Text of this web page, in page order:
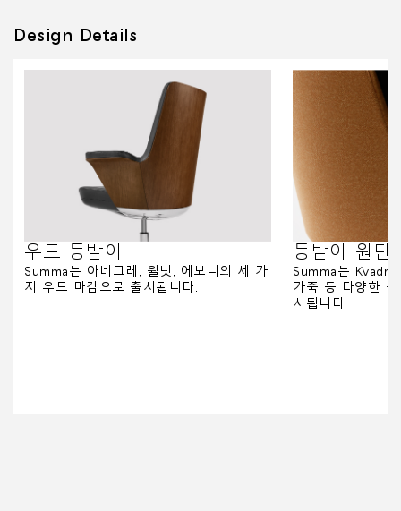
Design Details
우드 등받이
Summa는 아네그레, 월넛, 에보니의 세 가
지 우드 마감으로 출시됩니다.
등받이 원단
Summa는
가죽 등 다양한
시됩니다.